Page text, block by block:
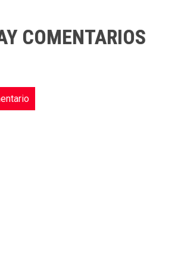
COMENTARIOS